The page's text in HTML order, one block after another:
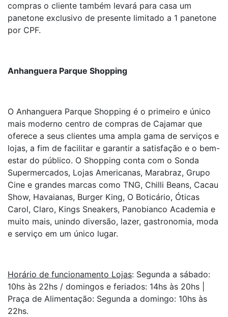
compras o cliente também levará para casa um
panetone exclusivo de presente limitado a 1 panetone
por CPF.
Anhanguera Parque Shopping
O Anhanguera Parque Shopping é o primeiro e único
mais moderno centro de compras de Cajamar que
oferece a seus clientes uma ampla gama de serviços e
lojas, a fim de facilitar e garantir a satisfação e o bem-
estar do público. O Shopping conta com o Sonda
Supermercados, Lojas Americanas, Marabraz, Grupo
Cine e grandes marcas como TNG, Chilli Beans, Cacau
Show, Havaianas, Burger King, O Boticário, Óticas
Carol, Claro, Kings Sneakers, Panobianco Academia e
muito mais, unindo diversão, lazer, gastronomia, moda
e serviço em um único lugar.
Horário de funcionamento Lojas: Segunda a sábado:
10hs às 22hs / domingos e feriados: 14hs às 20hs |
Praça de Alimentação: Segunda a domingo: 10hs às
22hs.